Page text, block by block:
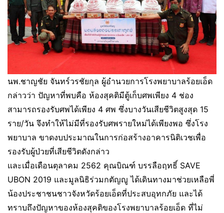
นพ.ชาญชัย จันทร์วรชัยกุล ผู้อำนวยการโรงพยาบาลร้อยเอ็ด
กล่าวว่า ปัญหาที่พบคือ ห้องสุคติมีตู้เก็บศพเพียง 4 ช่อง
สามารถรองรับศพได้เพียง 4 ศพ ซึ่งบางวันเสียชีวิตสูงสุด 15
ราย/วัน จึงทำให้ไม่มีที่รองรับศพรายใหม่ได้เพียงพอ ซึ่งโรง
พยาบาล ขาดงบประมาณในการก่อสร้างอาคารนิติเวชเพื่อ
รองรับผู้ป่วยที่เสียชีวิตดังกล่าว
และเมื่อเดือนตุลาคม 2562 คุณบิณฑ์ บรรลือฤทธิ์ SAVE
UBON 2019 และมูลนิธิร่วมกตัญญู ได้เดินทางมาช่วยเหลือพี่
น้องประชาชนชาวจังหวัดร้อยเอ็ดที่ประสบอุทกภัย และได้
ทราบถึงปัญหาของห้องสุคติของโรงพยาบาลร้อยเอ็ด ที่ไม่